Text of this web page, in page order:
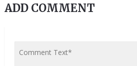
ADD COMMENT